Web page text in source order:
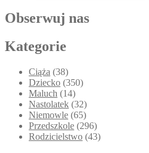
Obserwuj nas
Kategorie
Ciąża (38)
Dziecko (350)
Maluch (14)
Nastolatek (32)
Niemowle (65)
Przedszkole (296)
Rodzicielstwo (43)